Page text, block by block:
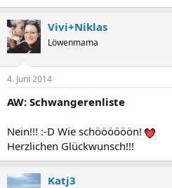
Vivi+Niklas
Löwenmama
4. Juni 2014
AW: Schwangerenliste
Nein!!! :-D Wie schöööööön!
Herzlichen Glückwunsch!!!
Katj3